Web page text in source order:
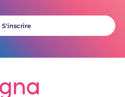
S'inscrire